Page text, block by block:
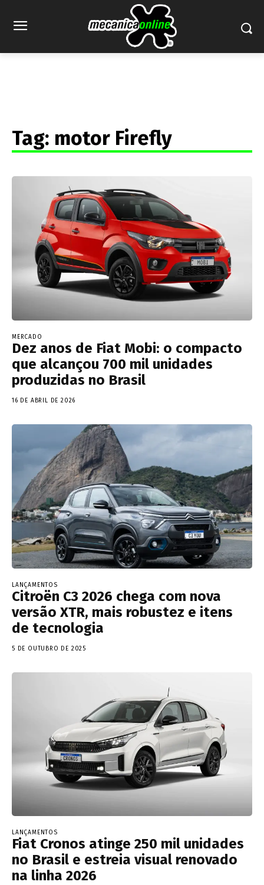
Tag: motor Firefly
MERCADO
Dez anos de Fiat Mobi: o compacto
que alcançou 700 mil unidades
produzidas no Brasil
16 DE ABRIL DE 2026
LANÇAMENTOS
Citroën C3 2026 chega com nova
versão XTR, mais robustez e itens
de tecnologia
5 DE OUTUBRO DE 2025
LANÇAMENTOS
Fiat Cronos atinge 250 mil unidades
no Brasil e estreia visual renovado
na linha 2026